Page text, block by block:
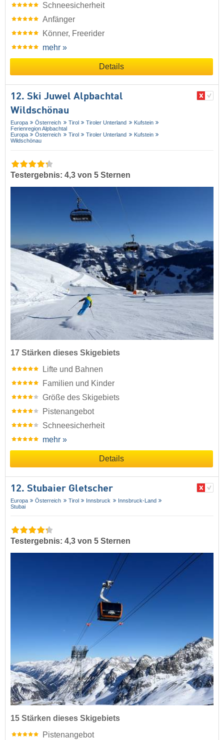
Schneesicherheit
Anfänger
Könner, Freerider
mehr »
Details
12. Ski Juwel Alpbachtal
Wildschönau
Europa Österreich Tirol Tiroler Unterland
Kufstein
Ferienregion Alpbachtal
Europa
Österreich Tirol Tiroler Unterland
Kufstein
Wildschönau
Testergebnis: 4,3 von 5 Sternen
17 Stärken dieses Skigebiets
Lifte und Bahnen
Familien und Kinder
Größe des Skigebiets
Pistenangebot
Schneesicherheit
mehr »
Details
12. Stubaier Gletscher
Europa Österreich Tirol Innsbruck
Innsbruck-Land
Stubai
Testergebnis: 4,3 von 5 Sternen
15 Stärken dieses Skigebiets
Pistenangebot